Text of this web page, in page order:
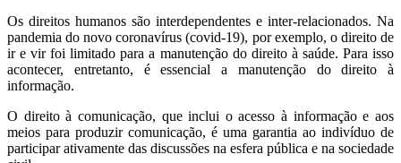
Os direitos humanos são interdependentes e inter-relacionados. Na
pandemia do novo coronavírus (covid-19), por exemplo, o direito de
ir e vir foi limitado para a manutenção do direito à saúde. Para isso
acontecer, entretanto, é essencial a manutenção do direito à
informação.
O direito à comunicação, que inclui o acesso à informação e aos
meios para produzir comunicação, é uma garantia ao indivíduo de
participar ativamente das discussões na esfera pública e na sociedade